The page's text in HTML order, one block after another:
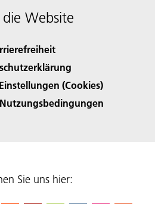
Website
(Cookies)
Sie uns hier: